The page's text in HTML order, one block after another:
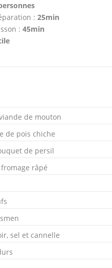
: 25min
: 45min
de mouton
de pois chiche
de persil
râpé
sel et cannelle